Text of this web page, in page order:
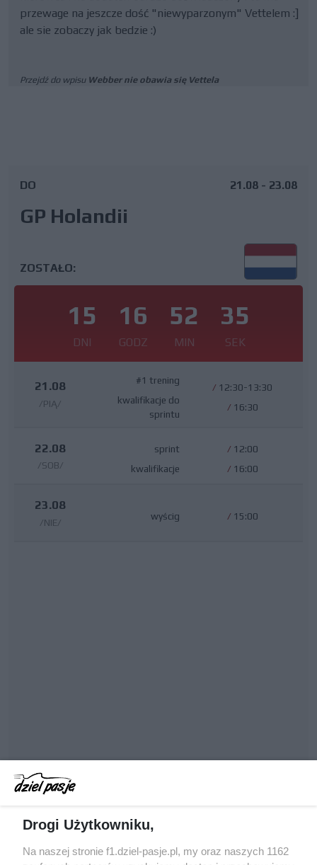
przewage na jeszcze dość "niewyparzonym" Vettelem :]
ale sie zobaczy jak bedzie :)
Przejdź do wpisu Webber nie obawia się Vettela
DO
GP Holandii
21.08 - 23.08
ZOSTAŁO:
15
DNI
16
GODZ
52
MIN
34
SEK
21.08
/PIĄ/
#1 trening
kwalifikacje do
sprintu
/ 12:30-13:30
/ 16:30
22.08
/SOB/
sprint
kwalifikacje
/ 12:00
/ 16:00
23.08
/NIE/
wyścig / 15:00
Drogi Użytkowniku,
Na naszej stronie f1.dziel-pasje.pl, my oraz naszych 1162